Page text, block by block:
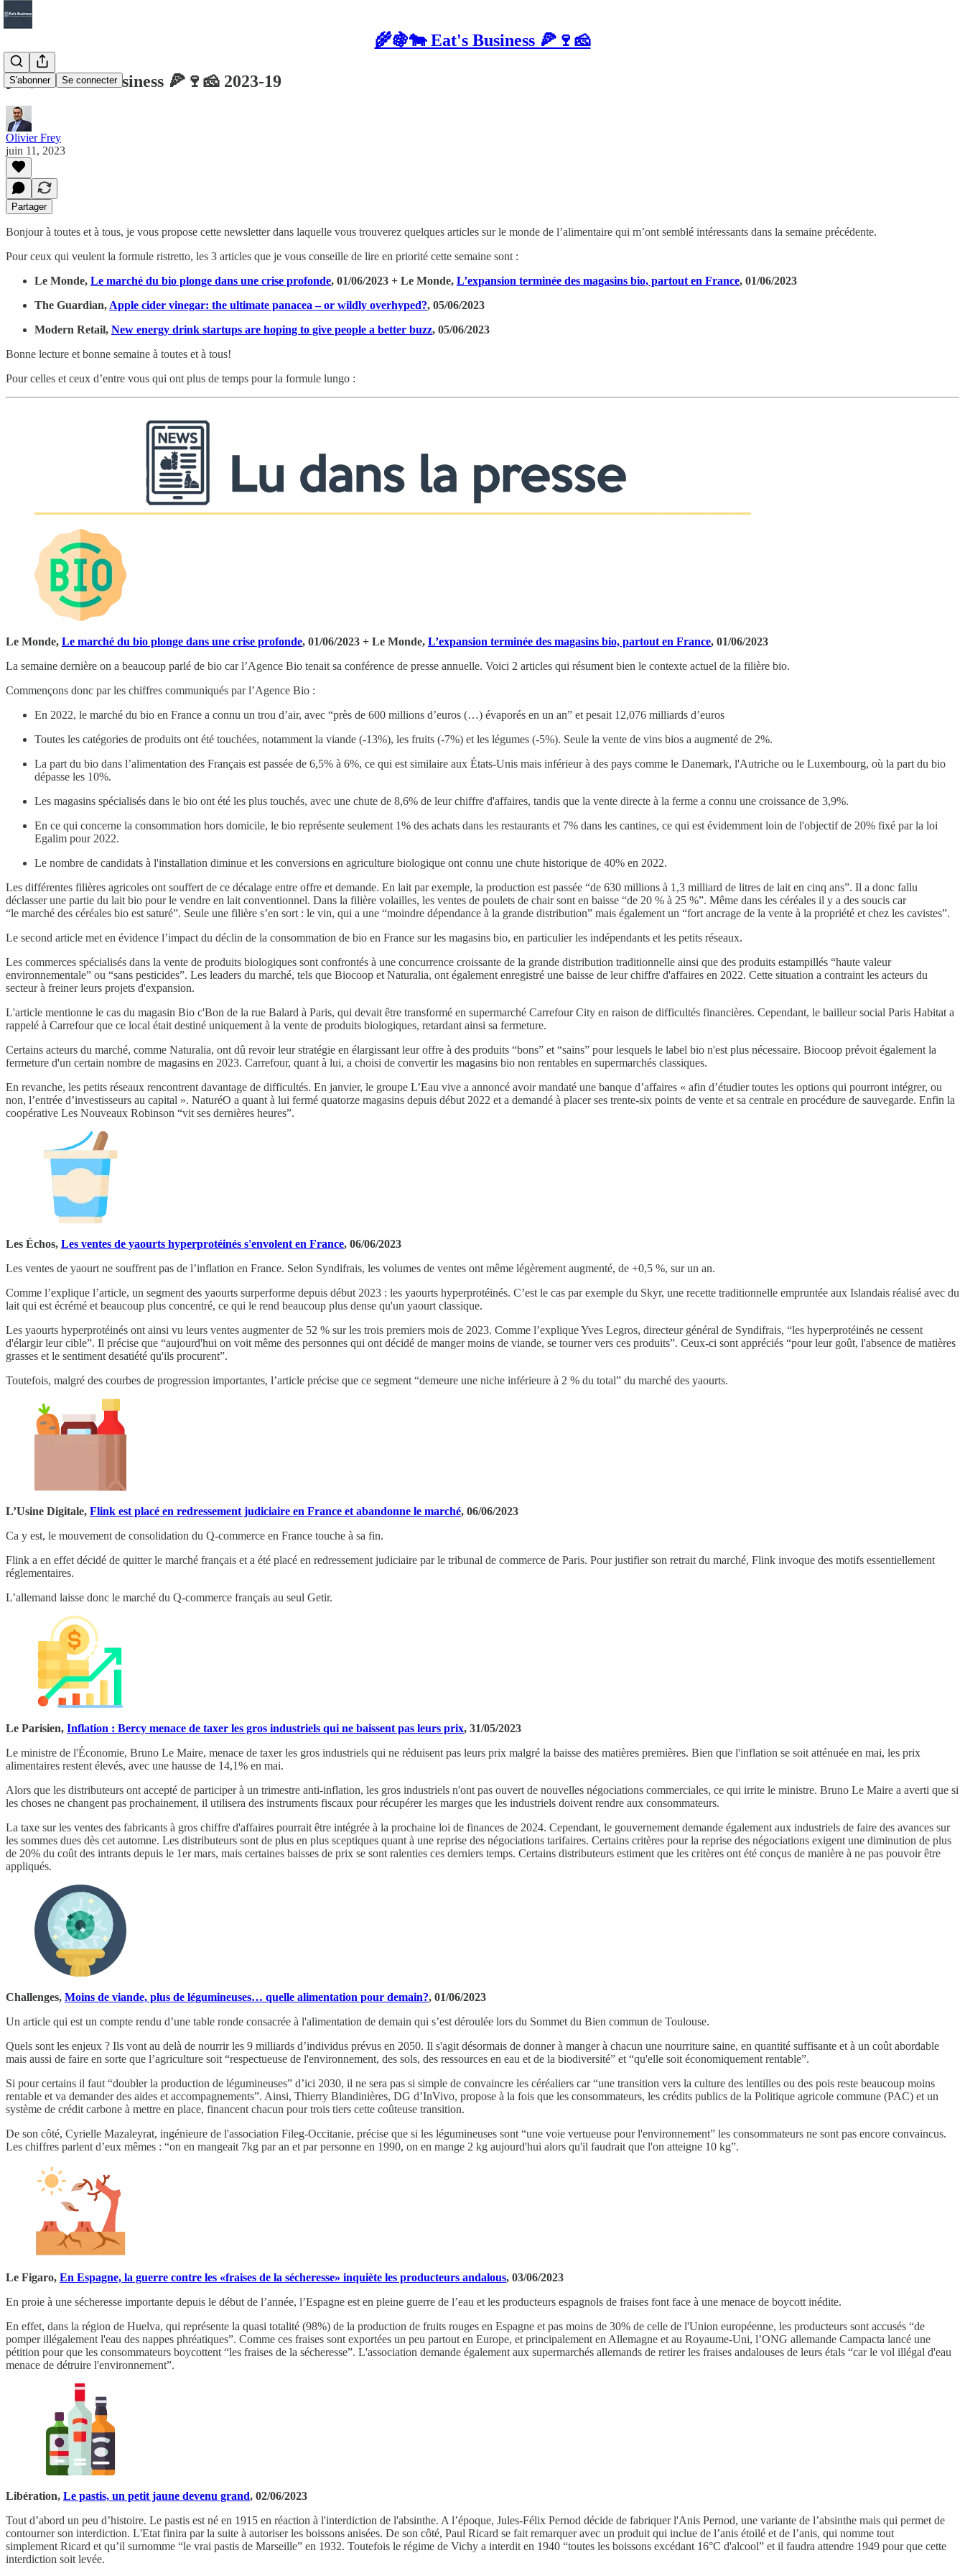
🌾🍇🐄 Eat's Business 🍕🍷🧀
S'abonner Se connecter
🌾🍇🐄 Eat's business 🍕🍷🧀 2023-19
Olivier Frey
juin 11, 2023
Partager
Bonjour à toutes et à tous, je vous propose cette newsletter dans laquelle vous trouverez quelques articles sur le monde de l’alimentaire qui m’ont semblé intéressants dans la semaine précédente.
Pour ceux qui veulent la formule ristretto, les 3 articles que je vous conseille de lire en priorité cette semaine sont :
Le Monde, Le marché du bio plonge dans une crise profonde, 01/06/2023 + Le Monde, L’expansion terminée des magasins bio, partout en France, 01/06/2023
The Guardian, Apple cider vinegar: the ultimate panacea – or wildly overhyped?, 05/06/2023
Modern Retail, New energy drink startups are hoping to give people a better buzz, 05/06/2023
Bonne lecture et bonne semaine à toutes et à tous!
Pour celles et ceux d’entre vous qui ont plus de temps pour la formule lungo :
Le Monde, Le marché du bio plonge dans une crise profonde, 01/06/2023 + Le Monde, L’expansion terminée des magasins bio, partout en France, 01/06/2023
La semaine dernière on a beaucoup parlé de bio car l’Agence Bio tenait sa conférence de presse annuelle. Voici 2 articles qui résument bien le contexte actuel de la filière bio.
Commençons donc par les chiffres communiqués par l’Agence Bio :
En 2022, le marché du bio en France a connu un trou d’air, avec “près de 600 millions d’euros (…) évaporés en un an” et pesait 12,076 milliards d’euros
Toutes les catégories de produits ont été touchées, notamment la viande (-13%), les fruits (-7%) et les légumes (-5%). Seule la vente de vins bios a augmenté de 2%.
La part du bio dans l’alimentation des Français est passée de 6,5% à 6%, ce qui est similaire aux États-Unis mais inférieur à des pays comme le Danemark, l'Autriche ou le Luxembourg, où la part du bio
dépasse les 10%.
Les magasins spécialisés dans le bio ont été les plus touchés, avec une chute de 8,6% de leur chiffre d'affaires, tandis que la vente directe à la ferme a connu une croissance de 3,9%.
En ce qui concerne la consommation hors domicile, le bio représente seulement 1% des achats dans les restaurants et 7% dans les cantines, ce qui est évidemment loin de l'objectif de 20% fixé par la loi
Egalim pour 2022.
Le nombre de candidats à l'installation diminue et les conversions en agriculture biologique ont connu une chute historique de 40% en 2022.
Les différentes filières agricoles ont souffert de ce décalage entre offre et demande. En lait par exemple, la production est passée “de 630 millions à 1,3 milliard de litres de lait en cinq ans”. Il a donc fallu
déclasser une partie du lait bio pour le vendre en lait conventionnel. Dans la filière volailles, les ventes de poulets de chair sont en baisse “de 20 % à 25 %”. Même dans les céréales il y a des soucis car
“le marché des céréales bio est saturé”. Seule une filière s’en sort : le vin, qui a une “moindre dépendance à la grande distribution” mais également un “fort ancrage de la vente à la propriété et chez les cavistes”.
Le second article met en évidence l’impact du déclin de la consommation de bio en France sur les magasins bio, en particulier les indépendants et les petits réseaux.
Les commerces spécialisés dans la vente de produits biologiques sont confrontés à une concurrence croissante de la grande distribution traditionnelle ainsi que des produits estampillés “haute valeur
environnementale” ou “sans pesticides”. Les leaders du marché, tels que Biocoop et Naturalia, ont également enregistré une baisse de leur chiffre d'affaires en 2022. Cette situation a contraint les acteurs du
secteur à freiner leurs projets d'expansion.
L'article mentionne le cas du magasin Bio c'Bon de la rue Balard à Paris, qui devait être transformé en supermarché Carrefour City en raison de difficultés financières. Cependant, le bailleur social Paris Habitat a
rappelé à Carrefour que ce local était destiné uniquement à la vente de produits biologiques, retardant ainsi sa fermeture.
Certains acteurs du marché, comme Naturalia, ont dû revoir leur stratégie en élargissant leur offre à des produits “bons” et “sains” pour lesquels le label bio n'est plus nécessaire. Biocoop prévoit également la
fermeture d'un certain nombre de magasins en 2023. Carrefour, quant à lui, a choisi de convertir les magasins bio non rentables en supermarchés classiques.
En revanche, les petits réseaux rencontrent davantage de difficultés. En janvier, le groupe L’Eau vive a annoncé avoir mandaté une banque d’affaires « afin d’étudier toutes les options qui pourront intégrer, ou
non, l’entrée d’investisseurs au capital ». NaturéO a quant à lui fermé quatorze magasins depuis début 2022 et a demandé à placer ses trente-six points de vente et sa centrale en procédure de sauvegarde. Enfin la
coopérative Les Nouveaux Robinson “vit ses dernières heures”.
Les Échos, Les ventes de yaourts hyperprotéinés s'envolent en France, 06/06/2023
Les ventes de yaourt ne souffrent pas de l’inflation en France. Selon Syndifrais, les volumes de ventes ont même légèrement augmenté, de +0,5 %, sur un an.
Comme l’explique l’article, un segment des yaourts surperforme depuis début 2023 : les yaourts hyperprotéinés. C’est le cas par exemple du Skyr, une recette traditionnelle empruntée aux Islandais réalisé avec du
lait qui est écrémé et beaucoup plus concentré, ce qui le rend beaucoup plus dense qu'un yaourt classique.
Les yaourts hyperprotéinés ont ainsi vu leurs ventes augmenter de 52 % sur les trois premiers mois de 2023. Comme l’explique Yves Legros, directeur général de Syndifrais, “les hyperprotéinés ne cessent
d'élargir leur cible”. Il précise que “aujourd'hui on voit même des personnes qui ont décidé de manger moins de viande, se tourner vers ces produits”. Ceux-ci sont appréciés “pour leur goût, l'absence de matières
grasses et le sentiment desatiété qu'ils procurent”.
Toutefois, malgré des courbes de progression importantes, l’article précise que ce segment “demeure une niche inférieure à 2 % du total” du marché des yaourts.
L’Usine Digitale, Flink est placé en redressement judiciaire en France et abandonne le marché, 06/06/2023
Ca y est, le mouvement de consolidation du Q-commerce en France touche à sa fin.
Flink a en effet décidé de quitter le marché français et a été placé en redressement judiciaire par le tribunal de commerce de Paris. Pour justifier son retrait du marché, Flink invoque des motifs essentiellement
réglementaires.
L’allemand laisse donc le marché du Q-commerce français au seul Getir.
Le Parisien, Inflation : Bercy menace de taxer les gros industriels qui ne baissent pas leurs prix, 31/05/2023
Le ministre de l'Économie, Bruno Le Maire, menace de taxer les gros industriels qui ne réduisent pas leurs prix malgré la baisse des matières premières. Bien que l'inflation se soit atténuée en mai, les prix
alimentaires restent élevés, avec une hausse de 14,1% en mai.
Alors que les distributeurs ont accepté de participer à un trimestre anti-inflation, les gros industriels n'ont pas ouvert de nouvelles négociations commerciales, ce qui irrite le ministre. Bruno Le Maire a averti que si
les choses ne changent pas prochainement, il utilisera des instruments fiscaux pour récupérer les marges que les industriels doivent rendre aux consommateurs.
La taxe sur les ventes des fabricants à gros chiffre d'affaires pourrait être intégrée à la prochaine loi de finances de 2024. Cependant, le gouvernement demande également aux industriels de faire des avances sur
les sommes dues dès cet automne. Les distributeurs sont de plus en plus sceptiques quant à une reprise des négociations tarifaires. Certains critères pour la reprise des négociations exigent une diminution de plus
de 20% du coût des intrants depuis le 1er mars, mais certaines baisses de prix se sont ralenties ces derniers temps. Certains distributeurs estiment que les critères ont été conçus de manière à ne pas pouvoir être
appliqués.
Challenges, Moins de viande, plus de légumineuses… quelle alimentation pour demain?, 01/06/2023
Un article qui est un compte rendu d’une table ronde consacrée à l'alimentation de demain qui s’est déroulée lors du Sommet du Bien commun de Toulouse.
Quels sont les enjeux ? Ils vont au delà de nourrir les 9 milliards d’individus prévus en 2050. Il s'agit désormais de donner à manger à chacun une nourriture saine, en quantité suffisante et à un coût abordable
mais aussi de faire en sorte que l’agriculture soit “respectueuse de l'environnement, des sols, des ressources en eau et de la biodiversité” et “qu'elle soit économiquement rentable”.
Si pour certains il faut “doubler la production de légumineuses” d’ici 2030, il ne sera pas si simple de convaincre les céréaliers car “une transition vers la culture des lentilles ou des pois reste beaucoup moins
rentable et va demander des aides et accompagnements”. Ainsi, Thierry Blandinières, DG d’InVivo, propose à la fois que les consommateurs, les crédits publics de la Politique agricole commune (PAC) et un
système de crédit carbone à mettre en place, financent chacun pour trois tiers cette coûteuse transition.
De son côté, Cyrielle Mazaleyrat, ingénieure de l'association Fileg-Occitanie, précise que si les légumineuses sont “une voie vertueuse pour l'environnement” les consommateurs ne sont pas encore convaincus.
Les chiffres parlent d’eux mêmes : “on en mangeait 7kg par an et par personne en 1990, on en mange 2 kg aujourd'hui alors qu'il faudrait que l'on atteigne 10 kg”.
Le Figaro, En Espagne, la guerre contre les «fraises de la sécheresse» inquiète les producteurs andalous, 03/06/2023
En proie à une sécheresse importante depuis le début de l’année, l’Espagne est en pleine guerre de l’eau et les producteurs espagnols de fraises font face à une menace de boycott inédite.
En effet, dans la région de Huelva, qui représente la quasi totalité (98%) de la production de fruits rouges en Espagne et pas moins de 30% de celle de l'Union européenne, les producteurs sont accusés “de
pomper illégalement l'eau des nappes phréatiques”. Comme ces fraises sont exportées un peu partout en Europe, et principalement en Allemagne et au Royaume-Uni, l’ONG allemande Campacta lancé une
pétition pour que les consommateurs boycottent “les fraises de la sécheresse”. L'association demande également aux supermarchés allemands de retirer les fraises andalouses de leurs étals “car le vol illégal d'eau
menace de détruire l'environnement”.
Libération, Le pastis, un petit jaune devenu grand, 02/06/2023
Tout d’abord un peu d’histoire. Le pastis est né en 1915 en réaction à l'interdiction de l'absinthe. A l’époque, Jules-Félix Pernod décide de fabriquer l'Anis Pernod, une variante de l’absinthe mais qui permet de
contourner son interdiction. L'Etat finira par la suite à autoriser les boissons anisées. De son côté, Paul Ricard se fait remarquer avec un produit qui inclue de l’anis étoilé et de l’anis, qui nomme tout
simplement Ricard et qu’il surnomme “le vrai pastis de Marseille” en 1932. Toutefois le régime de Vichy a interdit en 1940 “toutes les boissons excédant 16°C d'alcool” et il faudra attendre 1949 pour que cette
interdiction soit levée.